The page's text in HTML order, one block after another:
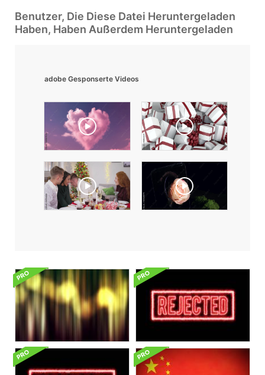
Benutzer, Die Diese Datei Heruntergeladen
Haben, Haben Außerdem Heruntergeladen
adobe Gesponserte Videos